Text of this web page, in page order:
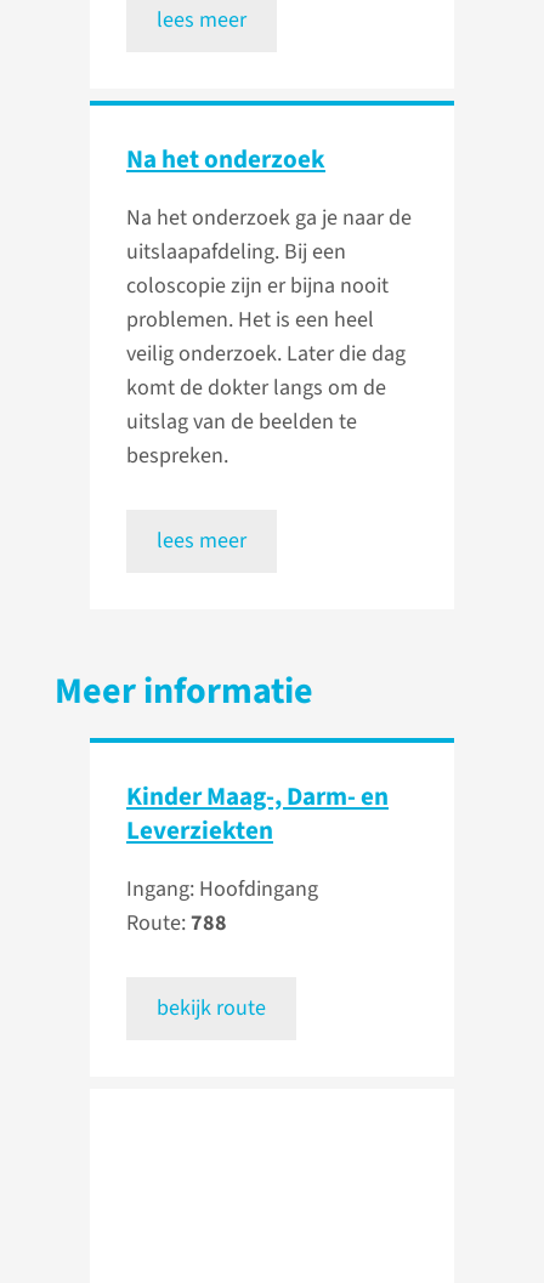
lees meer
Na het onderzoek
Na het onderzoek ga je naar de
uitslaapafdeling. Bij een
coloscopie zijn er bijna nooit
problemen. Het is een heel
veilig onderzoek. Later die dag
komt de dokter langs om de
uitslag van de beelden te
bespreken.
lees meer
Meer informatie
Kinder Maag-, Darm- en
Leverziekten
Ingang: Hoofdingang
Route:788
bekijk route